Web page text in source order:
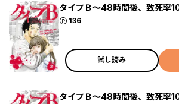
タイプＢ～48時間後、致死率
136
ポイント
試し読み
タイプＢ～48時間後、致死率